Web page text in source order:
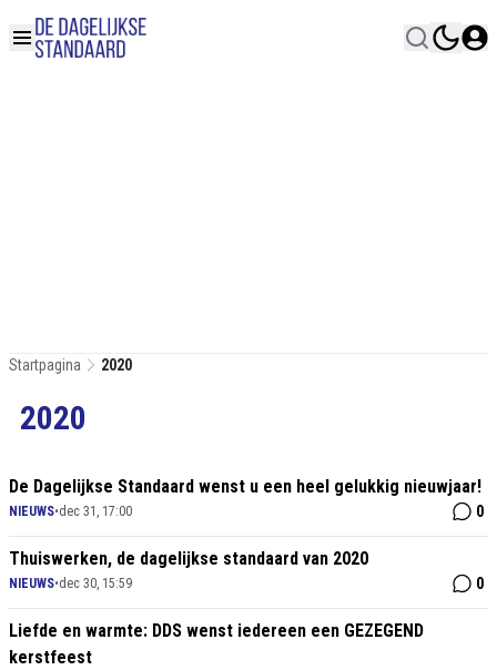
Startpagina 2020
2020
De Dagelijkse Standaard wenst u een heel gelukkig nieuwjaar!
NIEUWS•dec 31, 17:00 0
Thuiswerken, de dagelijkse standaard van 2020
NIEUWS•dec 30, 15:59 0
Liefde en warmte: DDS wenst iedereen een GEZEGEND
kerstfeest